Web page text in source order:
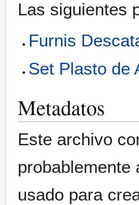
Las siguientes
Furnis
Set Plasto de
Metadatos
Este archivo
probablemente
usado para